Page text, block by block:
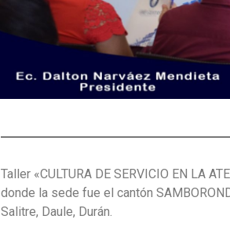
Taller «CULTURA DE SERVICIO EN LA
donde la sede fue el cantón
Salitre, Daule, Durán.